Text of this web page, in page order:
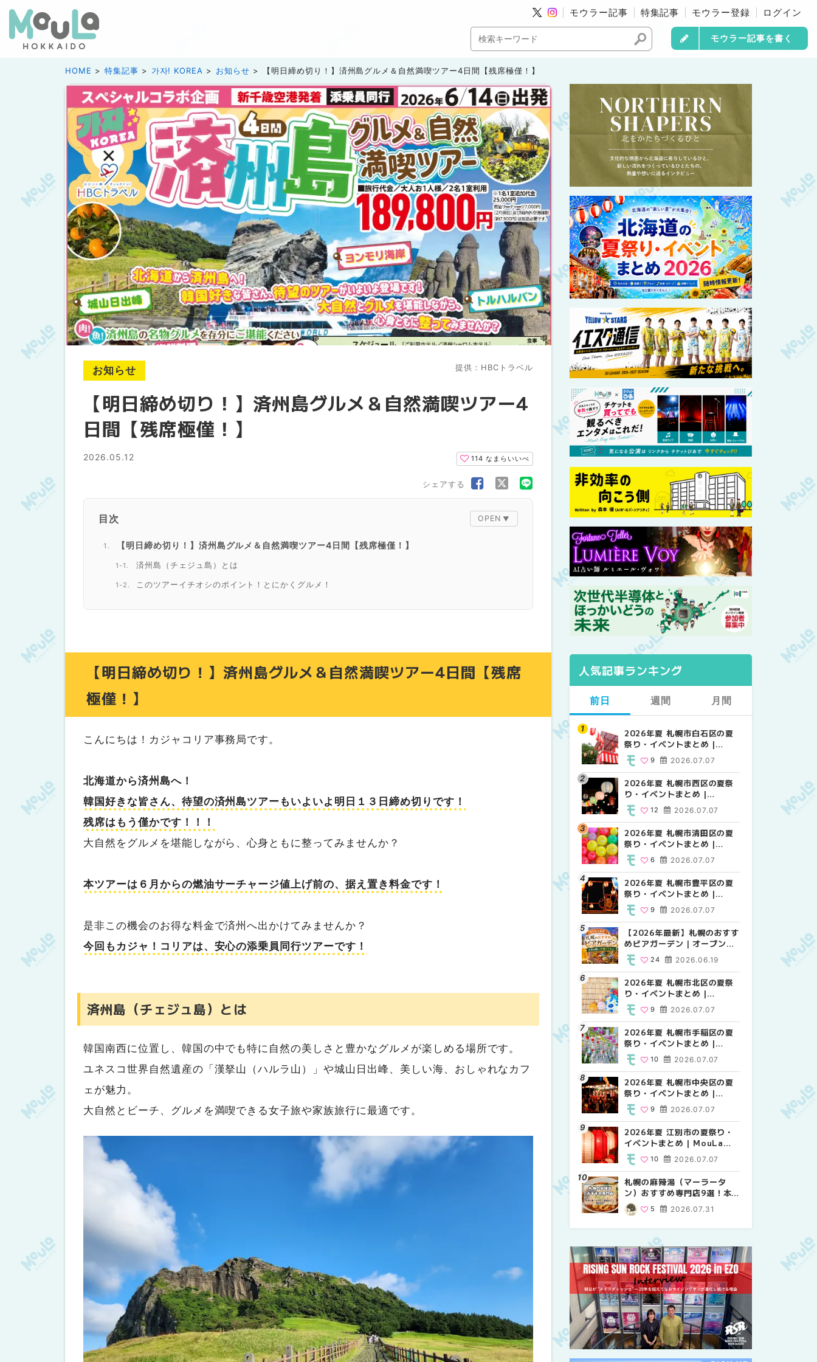
モウラー記事 特集記事 モウラー登録 ログイン
モウラー記事を書く
HOME 特集記事 가자! KOREA お知らせ 【明日締め切り！】済州島グルメ＆自然満喫ツアー4日間【残席極僅！】
お知らせ 提供：HBCトラベル
【明日締め切り！】済州島グルメ＆自然満喫ツアー4
日間【残席極僅！】
2026.05.12 114 なまらいいべ
シェアする
目次
【明日締め切り！】済州島グルメ＆自然満喫ツアー4日間【残席極僅！】
済州島（チェジュ島）とは
このツアーイチオシのポイント！とにかくグルメ！
【明日締め切り！】済州島グルメ＆自然満喫ツアー4日間【残席
極僅！】
こんにちは！カジャコリア事務局です。
北海道から済州島へ！
韓国好きな皆さん、待望の済州島ツアーも いよいよ明日１３日締め切り です！
残席はもう僅かです！！！
大自然をグルメを堪能しながら、心身ともに整ってみませんか？
本ツアーは６月からの燃油サーチャージ値上げ前の、据え置き料金です！
是非この機会のお得な料金で済州へ出かけてみませんか？
今回もカジャ！コリアは、安心の添乗員同行ツアーです！
済州島（チェジュ島）とは
韓国南西に位置し、韓国の中でも特に自然の美しさと豊かなグルメが楽しめる場所です。
ユネスコ世界自然遺産の「漢拏山（ハルラ山）」や城山日出峰、美しい海、おしゃれなカフ
ェが魅力。
大自然とビーチ、グルメを満喫できる女子旅や家族旅行に最適です。
人気記事ランキング
前日
2026年夏 札幌市白石区の夏
祭り・イベントまとめ |
MouLa HOKKAIDO
2026.07.07
9
2026年夏 札幌市西区の夏祭
り・イベントまとめ |
MouLa HOKKAIDO
2026.07.07
12
2026年夏 札幌市清田区の夏
祭り・イベントまとめ |
MouLa HOKKAIDO
2026.07.07
6
2026年夏 札幌市豊平区の夏
祭り・イベントまとめ |
MouLa HOKKAIDO
2026.07.07
9
【2026年最新】札幌のおすす
めビアガーデン｜オープン日
順に徹底紹介！大通公園から
穴場テラスまで | MouLa
HOKKAIDO
2026.06.19
24
2026年夏 札幌市北区の夏祭
り・イベントまとめ |
MouLa HOKKAIDO
2026.07.07
9
2026年夏 札幌市手稲区の夏
祭り・イベントまとめ |
MouLa HOKKAIDO
2026.07.07
10
2026年夏 札幌市中央区の夏
祭り・イベントまとめ |
MouLa HOKKAIDO
2026.07.07
9
2026年夏 江別市の夏祭り・
イベントまとめ | MouLa
HOKKAIDO 2026.07.07
10
札幌の麻辣湯（マーラータ
ン）おすすめ専門店9選！本
場の量り売りから最新店まで
徹底比較 | MouLa
2026.07.31
5
週間
2026年夏 札幌市西区の夏祭
り・イベントまとめ |
12
【2026年最新】札幌のおすす
めビアガーデン｜オープン日
順に徹底紹介！大通公園から
穴場テラスまで | MouLa
HOKKAIDO
24
2026年夏 札幌市白石区の夏
祭り・イベントまとめ |
9
2026年夏 札幌市手稲区の夏
祭り・イベントまとめ |
10
2026年夏 札幌市北区の夏祭
り・イベントまとめ |
9
2026年夏 札幌市清田区の夏
祭り・イベントまとめ |
6
2026年夏 札幌市豊平区の夏
祭り・イベントまとめ |
9
2026年夏 札幌市南区の夏祭
り・イベントまとめ |
8
2026年夏 札幌市中央区の夏
祭り・イベントまとめ |
9
2026年夏 恵庭市・千歳市の
夏祭り・イベントまとめ |
9
月間
【2026年最新】札幌のおすす
めビアガーデン｜オープン日
穴場テラスまで | MouLa
HOKKAIDO
24
2026年夏 札幌市北区の夏祭
り・イベントまとめ |
9
2026年夏 札幌市白石区の夏
祭り・イベントまとめ |
9
2026年夏 札幌市西区の夏祭
り・イベントまとめ |
12
2026年夏 札幌市手稲区の夏
祭り・イベントまとめ |
10
2026年夏 札幌市清田区の夏
祭り・イベントまとめ |
6
札幌の麻辣湯（マーラータ
ン）おすすめ専門店6選！本
徹底比較 | MouLa
HOKKAIDO
5
2026年夏 札幌市豊平区の夏
祭り・イベントまとめ |
9
【新千歳空港】新カードラウ
ンジが開業。「SUPER
ラウンジアネックス）」をご
紹介！！ | MouLa
HOKKAIDO
18
2026年夏 札幌市南区の夏祭
り・イベントまとめ |
8